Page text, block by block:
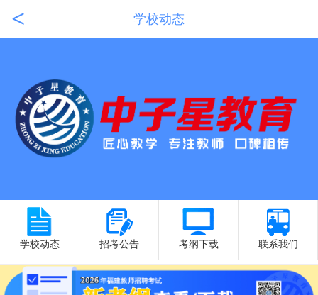
< 学校动态
学校动态 招考公告 考纲下载 联系我们